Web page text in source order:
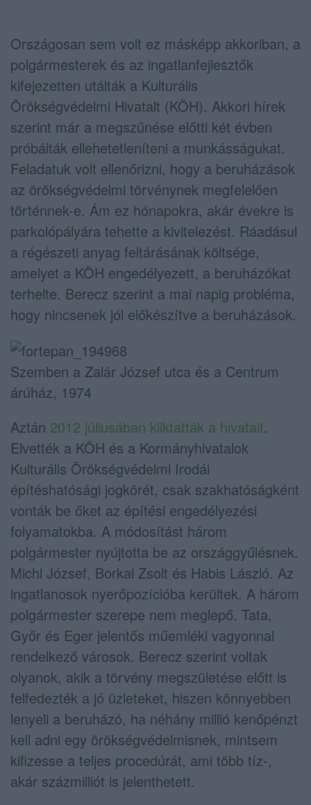
Országosan sem volt ez másképp akkoriban, a
polgármesterek és az ingatlanfejlesztők
kifejezetten utálták a Kulturális
Örökségvédelmi Hivatalt (KÖH). Akkori hírek
szerint már a megszűnése előtti két évben
próbálták ellehetetleníteni a munkásságukat.
Feladatuk volt ellenőrizni, hogy a beruházások
az örökségvédelmi törvénynek megfelelően
történnek-e. Ám ez hónapokra, akár évekre is
parkolópályára tehette a kivitelezést. Ráadásul
a régészeti anyag feltárásának költsége,
amelyet a KÖH engedélyezett, a beruházókat
terhelte. Berecz szerint a mai napig probléma,
hogy nincsenek jól előkészítve a beruházások.
Szemben a Zalár József utca és a Centrum
árúház, 1974
Aztán 2012 júliusában kiiktatták a hivatalt.
Elvették a KÖH és a Kormányhivatalok
Kulturális Örökségvédelmi Irodái
építéshatósági jogkörét, csak szakhatóságként
vonták be őket az építési engedélyezési
folyamatokba. A módosítást három
polgármester nyújtotta be az országgyűlésnek.
Michl József, Borkai Zsolt és Habis László. Az
ingatlanosok nyerőpozícióba kerültek. A három
polgármester szerepe nem meglepő. Tata,
Győr és Eger jelentős műemléki vagyonnal
rendelkező városok. Berecz szerint voltak
olyanok, akik a törvény megszületése előtt is
felfedezték a jó üzleteket, hiszen könnyebben
lenyeli a beruházó, ha néhány millió kenőpénzt
kell adni egy örökségvédelmisnek, mintsem
kifizesse a teljes procedúrát, ami több tíz-,
akár százmilliót is jelenthetett.